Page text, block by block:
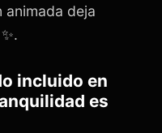
animada deja
incluido en
es